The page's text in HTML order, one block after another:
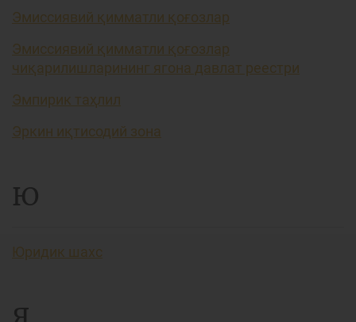
Эмиссиявий қимматли қоғозлар
Эмиссиявий қимматли қоғозлар
чиқарилишларининг ягона давлат реестри
Эмпирик таҳлил
Эркин иқтисодий зона
Ю
Юридик шахс